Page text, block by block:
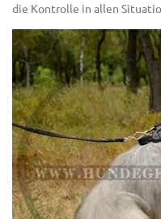
die Kontrolle in allen